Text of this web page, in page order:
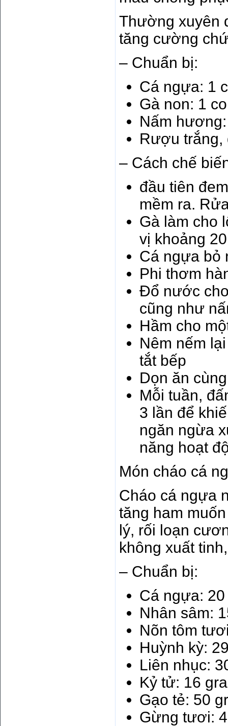
Thường xuyên
tăng cường
– Chuẩn bị:
Cá ngựa: 1
Gà non: 1
Nấm
Rượu trắng,
– Cách chế
đầu tiên
mềm ra.
Gà làm cho
vị khoảng
Cá ngựa bỏ
Phi thơm
Đổ nước
cũng như
Hầm cho
Nêm nếm
tắt bếp
Dọn ăn
Mỗi tuần,
3 lần để
ngăn ngừa
năng hoạt
Món cháo cá
Cháo cá ngựa
tăng ham
lý, rối loạn
không xuất
– Chuẩn bị:
Cá ngựa:
Nhân sâm:
Nõn tôm
Huỳnh kỳ:
Liên nhục:
Kỷ tử: 16
Gạo tẻ: 50
Gừng tươi: